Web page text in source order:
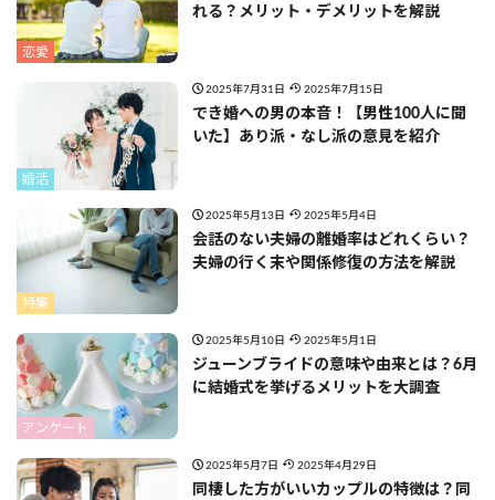
恋愛
れる？メリット・デメリットを解説
婚活
2025年7月31日 2025年7月15日
でき婚への男の本音！【男性100人に聞
いた】あり派・なし派の意見を紹介
特集
2025年5月13日 2025年5月4日
会話のない夫婦の離婚率はどれくらい？
夫婦の行く末や関係修復の方法を解説
アンケート
2025年5月10日 2025年5月1日
ジューンブライドの意味や由来とは？6月
に結婚式を挙げるメリットを大調査
2025年5月7日 2025年4月29日
同棲した方がいいカップルの特徴は？同